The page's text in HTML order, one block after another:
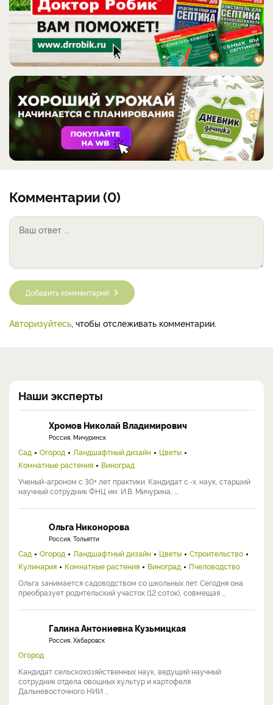
Комментарии (0)
Добавить комментарий
Авторизуйтесь, чтобы отслеживать комментарии.
Наши эксперты
Хромов Николай Владимирович
Россия, Мичуринск
Сад Огород Ландшафтный дизайн
Цветы
Комнатные растения
Виноград
Ученый-агроном с 30+ лет практики. Кандидат с.-х. наук, старший
научный сотрудник ФНЦ им. И.В. Мичурина, ...
Ольга Никонорова
Россия, Тольятти
Сад Огород Ландшафтный дизайн Цветы
Строительство
Кулинария
Комнатные растения Виноград
Пчеловодство
Ольга занимается садоводством со школьных лет. Сегодня она
преобразует родительский участок (12 соток), совмещая ...
Галина Антониевна Кузьмицкая
Россия, Хабаровск
Огород
Кандидат сельскохозяйственных наук, ведущий научный
сотрудник отдела овощных культур и картофеля
Дальневосточного НИИ ...